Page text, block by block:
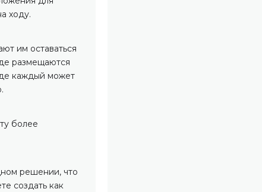
ходу.
им оставаться
размещаются
каждый может
более
решении, что
создать как